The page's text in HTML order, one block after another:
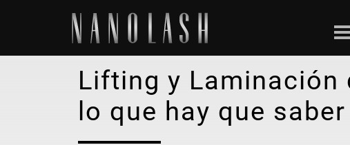
Lifting y Laminación
lo que hay que saber